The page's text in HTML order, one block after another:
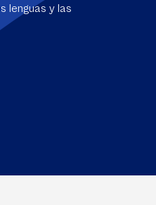
lenguas y las